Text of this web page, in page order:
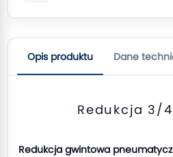
Opis produktu Dane
Redukcja 3/
Redukcja gwintowa